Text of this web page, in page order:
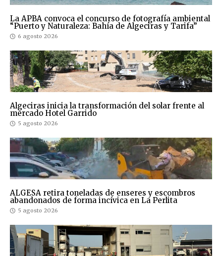
La APBA convoca el concurso de fotografía ambiental
“Puerto y Naturaleza: Bahía de Algeciras y Tarifa”
6 agosto 2026
Algeciras inicia la transformación del solar frente al
mercado Hotel Garrido
5 agosto 2026
ALGESA retira toneladas de enseres y escombros
abandonados de forma incívica en La Perlita
5 agosto 2026